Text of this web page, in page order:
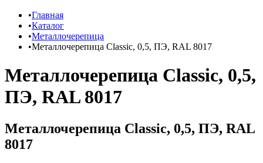
Главная
Каталог
Металлочерепица
Металлочерепица Classic, 0,5, ПЭ, RAL 8017
Металлочерепица Classic, 0,5,
ПЭ, RAL 8017
Металлочерепица Classic, 0,5, ПЭ, RAL
8017